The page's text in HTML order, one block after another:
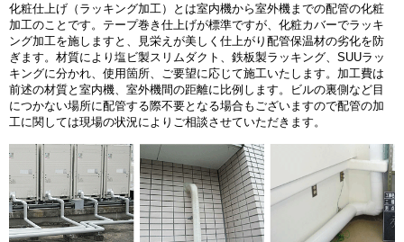
化粧仕上げ（ラッキング加工）とは室内機から室外機までの配管の化粧
加工のことです。テープ巻き仕上げが標準ですが、化粧カバーでラッキ
ング加工を施しますと、見栄えが美しく仕上がり配管保温材の劣化を防
ぎます。材質により塩ビ製スリムダクト、鉄板製ラッキング、SUUラッ
キングに分かれ、使用箇所、ご要望に応じて施工いたします。加工費は
前述の材質と室内機、室外機間の距離に比例します。ビルの裏側など目
につかない場所に配管する際不要となる場合もございますので配管の加
工に関しては現場の状況によりご相談させていただきます。